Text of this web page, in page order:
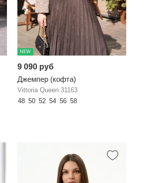
NEW
9 090 руб
Джемпер (кофта)
Vittoria Queen 31163
48 50 52 54 56 58